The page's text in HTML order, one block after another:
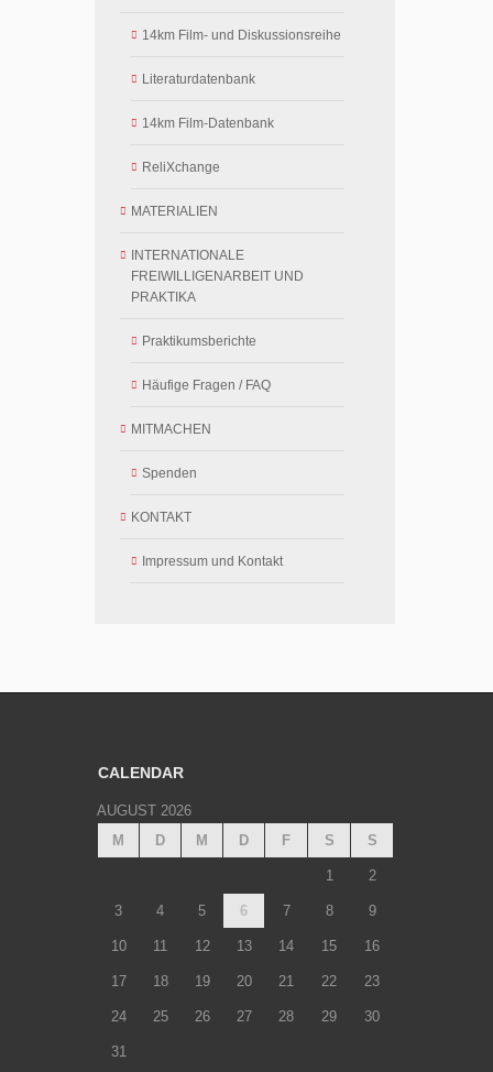
14km Film- und Diskussionsreihe
Literaturdatenbank
14km Film-Datenbank
ReliXchange
MATERIALIEN
INTERNATIONALE
FREIWILLIGENARBEIT UND
PRAKTIKA
Praktikumsberichte
Häufige Fragen / FAQ
MITMACHEN
Spenden
KONTAKT
Impressum und Kontakt
CALENDAR
AUGUST 2026
M
D M D F S S
1 2
3 4 5 6 7 8 9
10 11 12 13 14 15 16
17 18 19 20 21 22 23
24 25 26 27 28 29 30
31